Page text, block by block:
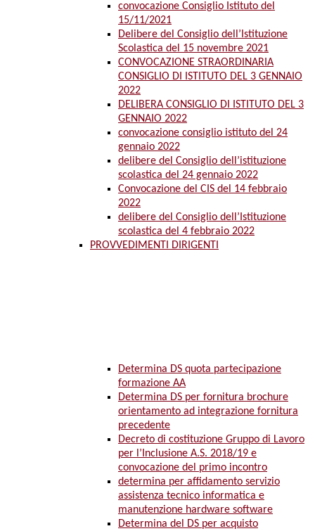
convocazione Consiglio Istituto del
15/11/2021
Delibere del Consiglio dell’Istituzione
Scolastica del 15 novembre 2021
CONVOCAZIONE STRAORDINARIA
CONSIGLIO DI ISTITUTO DEL 3 GENNAIO
2022
DELIBERA CONSIGLIO DI ISTITUTO DEL 3
GENNAIO 2022
convocazione consiglio istituto del 24
gennaio 2022
delibere del Consiglio dell’istituzione
scolastica del 24 gennaio 2022
Convocazione del CIS del 14 febbraio
2022
delibere del Consiglio dell’Istituzione
scolastica del 4 febbraio 2022
PROVVEDIMENTI DIRIGENTI
Determina DS quota partecipazione
formazione AA
Determina DS per fornitura brochure
orientamento ad integrazione fornitura
precedente
Decreto di costituzione Gruppo di Lavoro
per l’Inclusione A.S. 2018/19 e
convocazione del primo incontro
determina per affidamento servizio
assistenza tecnico informatica e
manutenzione hardware software
Determina del DS per acquisto